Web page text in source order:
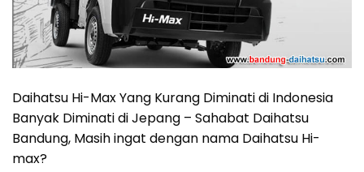
Daihatsu Hi-Max Yang Kurang Diminati di Indonesia
Banyak Diminati di Jepang – Sahabat Daihatsu
Bandung, Masih ingat dengan nama Daihatsu Hi-
max?